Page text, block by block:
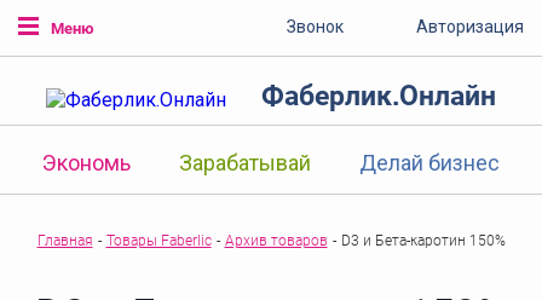
Меню Звонок Авторизация
Фаберлик.Онлайн
Экономь Зарабатывай Делай бизнес
Главная - Товары Faberlic - Архив товаров - D3 и Бета-каротин 150%